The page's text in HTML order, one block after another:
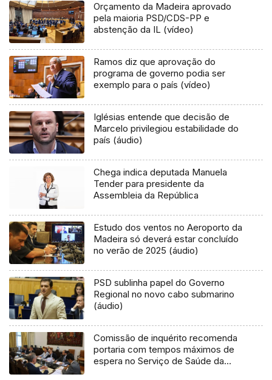
Orçamento da Madeira aprovado
pela maioria PSD/CDS-PP e
abstenção da IL (vídeo)
Ramos diz que aprovação do
programa de governo podia ser
exemplo para o país (vídeo)
Iglésias entende que decisão de
Marcelo privilegiou estabilidade do
país (áudio)
Chega indica deputada Manuela
Tender para presidente da
Assembleia da República
Estudo dos ventos no Aeroporto da
Madeira só deverá estar concluído
no verão de 2025 (áudio)
PSD sublinha papel do Governo
Regional no novo cabo submarino
(áudio)
Comissão de inquérito recomenda
portaria com tempos máximos de
espera no Serviço de Saúde da